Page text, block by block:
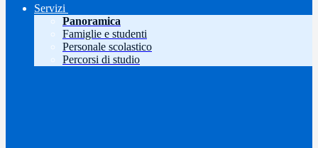
Servizi
Panoramica
Famiglie e studenti
Personale scolastico
Percorsi di studio